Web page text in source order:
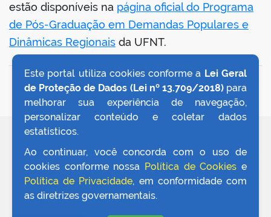
estão disponíveis na página oficial do Programa
de Pós-Graduação em Demandas Populares e
Dinâmicas Regionais da UFNT.
VOLTAR AO TOPO
Este portal utiliza cookies conforme a Lei Geral
de Proteção de Dados (Lei nº 13.709/2018)para
melhorar sua experiência de navegação,
personalizar conteúdo e coletar dados
estatísticos.
Ao continuar, você concorda com o uso de
cookies conforme nossa Política de Cookies e
Política de Privacidade, em conformidade com
as diretrizes governamentais.